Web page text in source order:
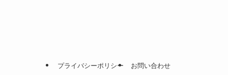
プライバシーポリシー お問い合わせ